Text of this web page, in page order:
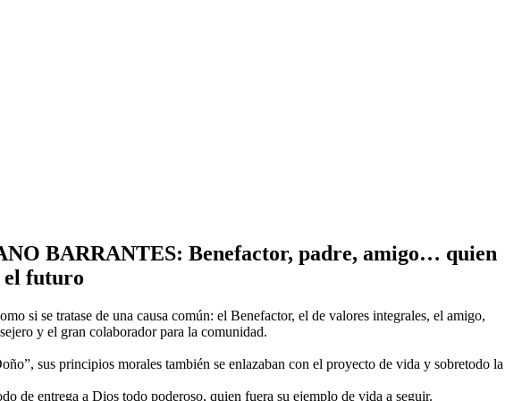
BARRANTES: Benefactor, padre, amigo… quien
el futuro
si se tratase de una causa común: el Benefactor, el de valores integrales, el amigo,
y el gran colaborador para la comunidad.
sus principios morales también se enlazaban con el proyecto de vida y sobretodo la
de entrega a Dios todo poderoso, quien fuera su ejemplo de vida a seguir.